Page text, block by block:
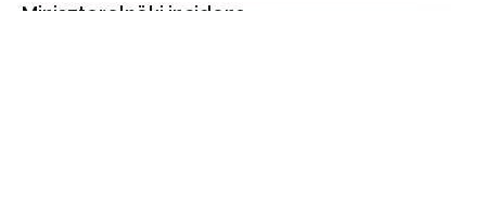
Miniszterelnöki incidens